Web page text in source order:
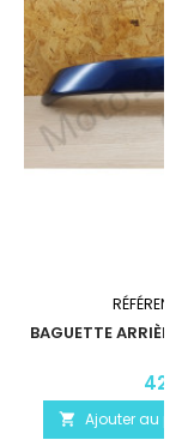
BAGUETTE
 Ajouter au